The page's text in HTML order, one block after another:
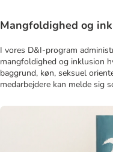
Mangfoldighed og
I vores D&I-program
mangfoldighed og inklusion
baggrund, køn, seksuel
medarbejdere kan melde sig